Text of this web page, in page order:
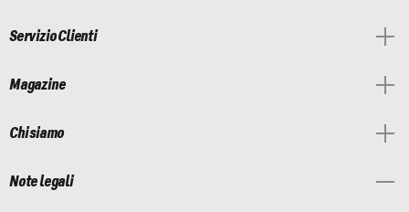
Servizio Clienti
Magazine
Chi siamo
Note legali